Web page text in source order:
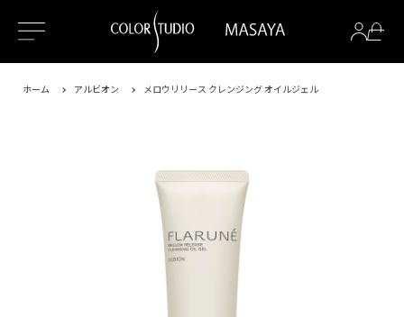
ホーム アルビオン メロウリリース クレンジング オイルジェル